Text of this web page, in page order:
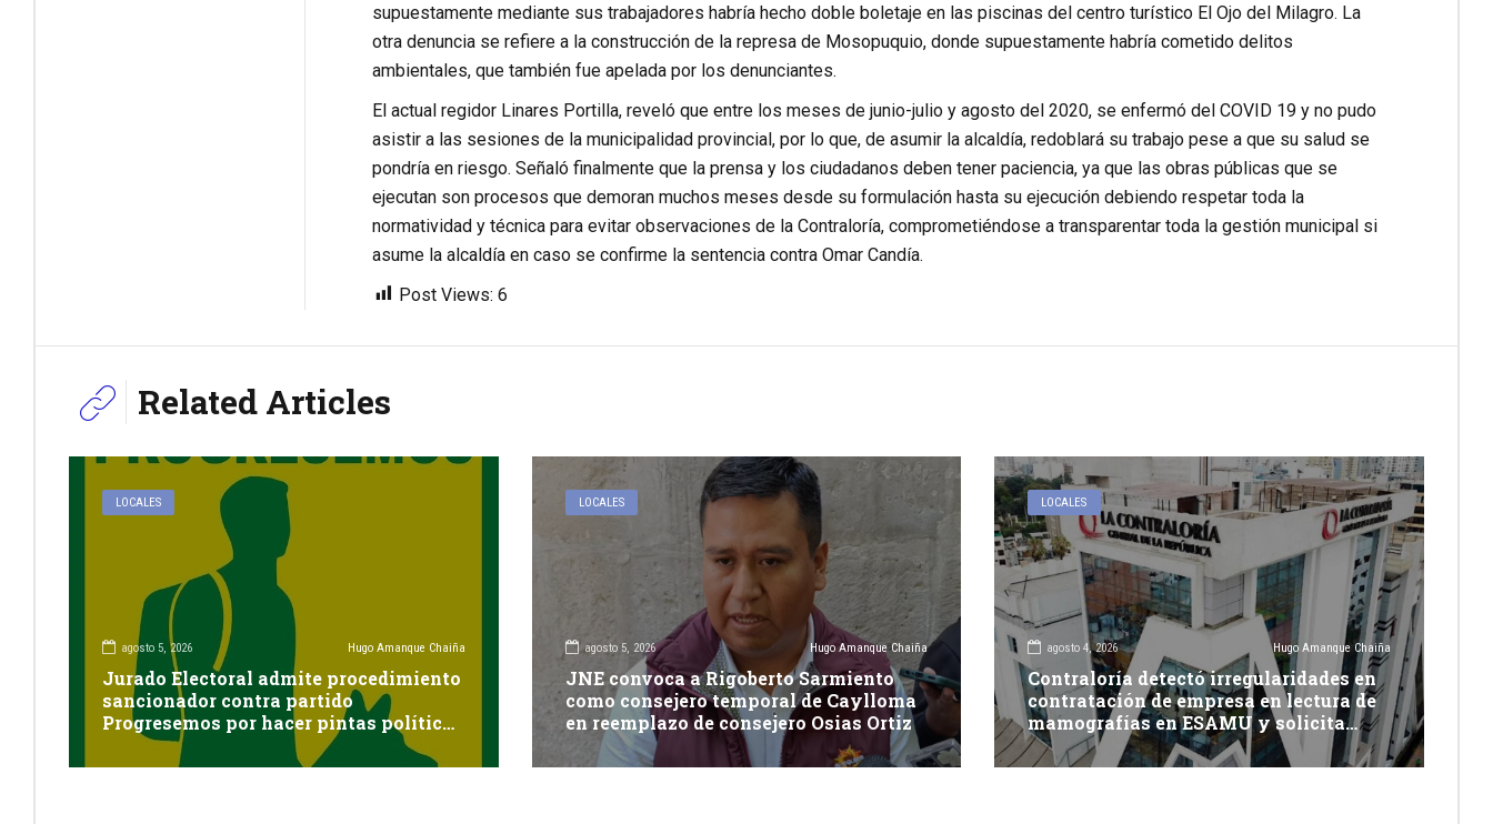
supuestamente mediante sus trabajadores habría hecho doble boletaje en las piscinas del centro turístico El Ojo del Milagro. La
otra denuncia se refiere a la construcción de la represa de Mosopuquio, donde supuestamente habría cometido delitos
ambientales, que también fue apelada por los denunciantes.
El actual regidor Linares Portilla, reveló que entre los meses de junio-julio y agosto del 2020, se enfermó del COVID 19 y no pudo
asistir a las sesiones de la municipalidad provincial, por lo que, de asumir la alcaldía, redoblará su trabajo pese a que su salud se
pondría en riesgo. Señaló finalmente que la prensa y los ciudadanos deben tener paciencia, ya que las obras públicas que se
ejecutan son procesos que demoran muchos meses desde su formulación hasta su ejecución debiendo respetar toda la
normatividad y técnica para evitar observaciones de la Contraloría, comprometiéndose a transparentar toda la gestión municipal si
asume la alcaldía en caso se confirme la sentencia contra Omar Candía.
Post Views: 6
Related Articles
LOCALES
agosto 5, 2026 Hugo Amanque Chaiña
Jurado Electoral admite procedimiento
sancionador contra partido
Progresemos por hacer pintas políticas
sin autorización en Cayma
LOCALES
agosto 5, 2026 Hugo Amanque Chaiña
JNE convoca a Rigoberto Sarmiento
como consejero temporal de Caylloma
en reemplazo de consejero Osias Ortiz
LOCALES
agosto 4, 2026 Hugo Amanque Chaiña
Contraloría detectó irregularidades en
contratación de empresa en lectura de
mamografías en ESAMU y solicita
acciones penales contra funcionarios